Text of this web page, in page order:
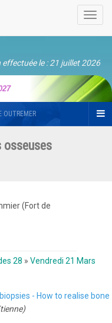
le : 21 juillet 2026
OUTREMER
osseuses
(Fort de
28 » Vendredi 21 Mars
- How to realise bone